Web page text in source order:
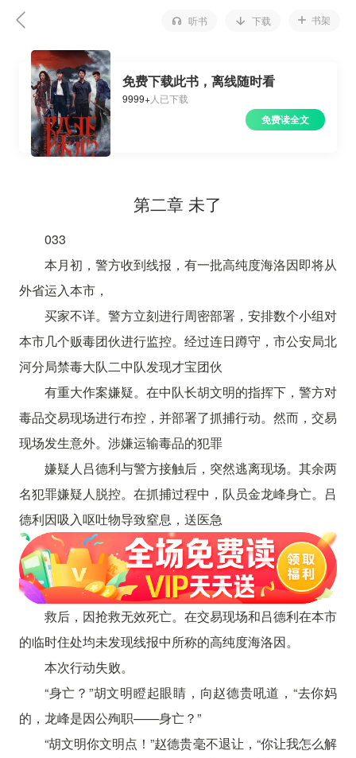
听书 下载 书架
免费下载此书，离线随时看
9999+人已下载
免费读全文
第二章 未了
033
本月初，警方收到线报，有一批高纯度海洛因即将从
外省运入本市，
买家不详。警方立刻进行周密部署，安排数个小组对
本市几个贩毒团伙进行监控。经过连日蹲守，市公安局北
河分局禁毒大队二中队发现才宝团伙
有重大作案嫌疑。在中队长胡文明的指挥下，警方对
毒品交易现场进行布控，并部署了抓捕行动。然而，交易
现场发生意外。涉嫌运输毒品的犯罪
嫌疑人吕德利与警方接触后，突然逃离现场。其余两
名犯罪嫌疑人脱控。在抓捕过程中，队员金龙峰身亡。吕
德利因吸入呕吐物导致窒息，送医急
救后，因抢救无效死亡。在交易现场和吕德利在本市
的临时住处均未发现线报中所称的高纯度海洛因。
本次行动失败。
“身亡？”胡文明瞪起眼睛，向赵德贵吼道，“去你妈
的，龙峰是因公殉职——身亡？”
“胡文明你文明点！”赵德贵毫不退让，“你让我怎么解